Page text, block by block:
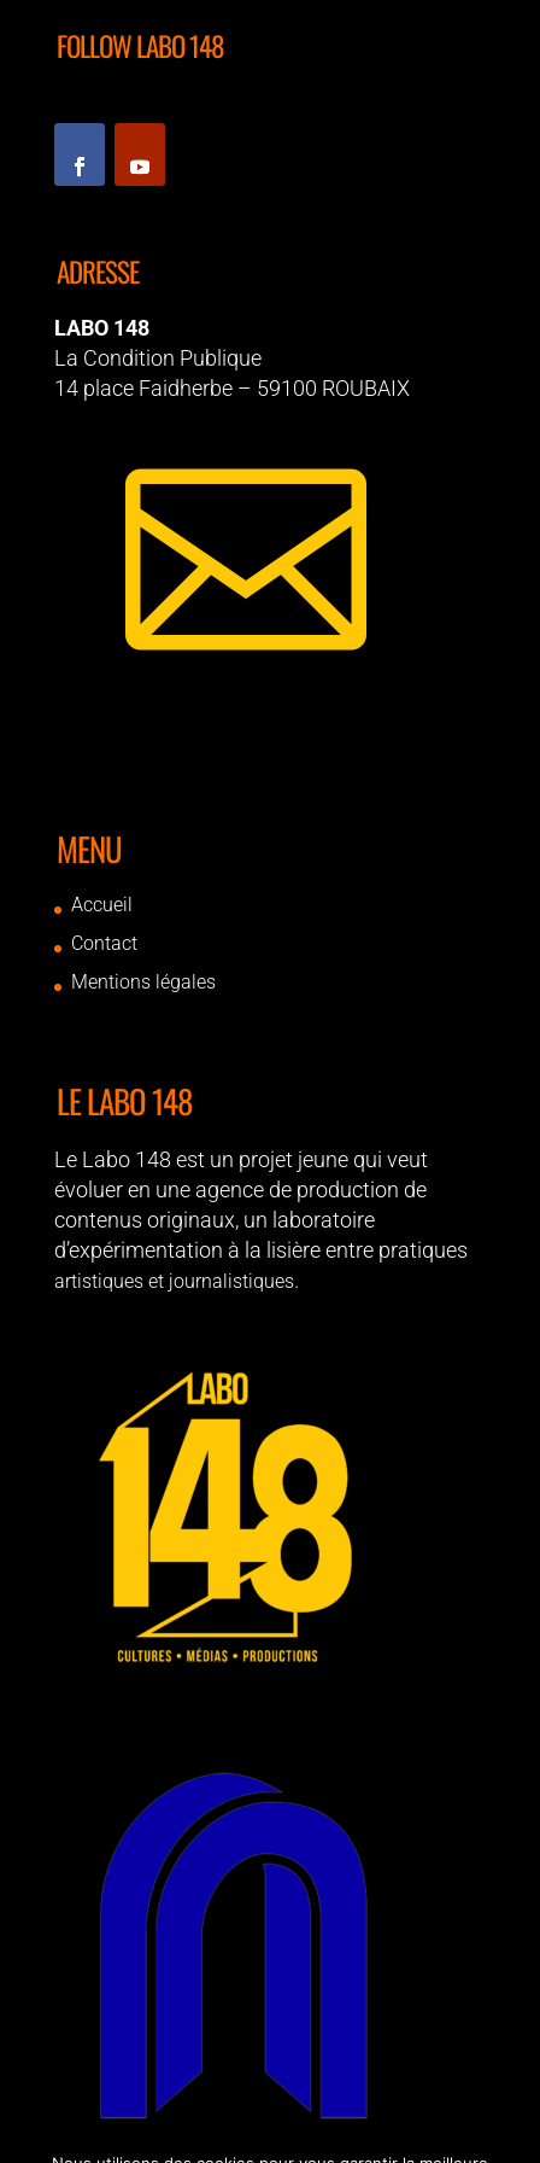
FOLLOW LABO 148
ADRESSE
LABO 148
La Condition Publique
14 place Faidherbe – 59100 ROUBAIX

MENU
Accueil
Contact
Mentions légales
LE LABO 148
Le Labo 148 est un projet jeune qui veut
évoluer en une agence de production de
contenus originaux, un laboratoire
d’expérimentation à la lisière entre pratiques
artistiques et journalistiques.